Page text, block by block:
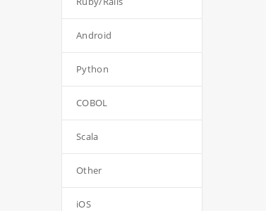
Android
Python
COBOL
Scala
Other
iOS